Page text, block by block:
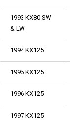
1993 KX80 SW
& LW
1994 KX125
1995 KX125
1996 KX125
1997 KX125